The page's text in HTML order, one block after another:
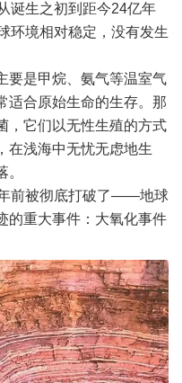
诞生之初到距今24亿年
环境相对稳定，没有发生
要是甲烷、氨气等温室气
适合原始生命的生存。那
，它们以无性生殖的方式
在浅海中无忧无虑地生
前被彻底打破了——地球
的重大事件：大氧化事件